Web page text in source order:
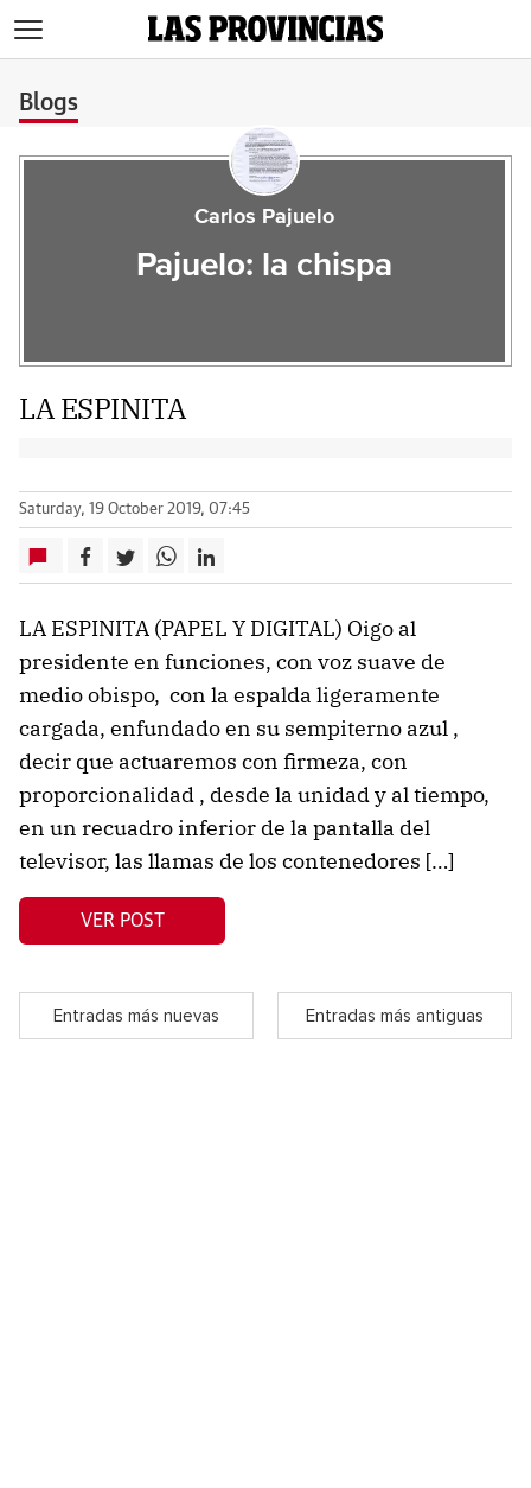
Blogs
Carlos Pajuelo
Pajuelo: la chispa
LA ESPINITA
Saturday, 19 October 2019, 07:45
LA ESPINITA (PAPEL Y DIGITAL) Oigo al
presidente en funciones, con voz suave de
medio obispo, con la espalda ligeramente
cargada, enfundado en su sempiterno azul ,
decir que actuaremos con firmeza, con
proporcionalidad , desde la unidad y al tiempo,
en un recuadro inferior de la pantalla del
televisor, las llamas de los contenedores […]
VER POST
Entradas más nuevas Entradas más antiguas